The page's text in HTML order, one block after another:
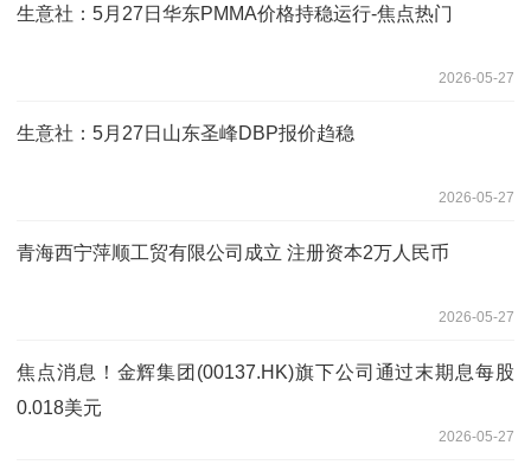
生意社：5月27日华东PMMA价格持稳运行-焦点热门
2026-05-27
生意社：5月27日山东圣峰DBP报价趋稳
2026-05-27
青海西宁萍顺工贸有限公司成立 注册资本2万人民币
2026-05-27
焦点消息！金辉集团(00137.HK)旗下公司通过末期息每股
0.018美元
2026-05-27